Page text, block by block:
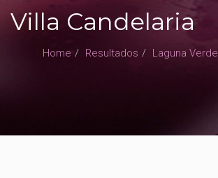
Villa Candelaria
Home Resultados Laguna Verde